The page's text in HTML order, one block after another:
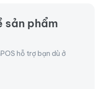
sản phẩm
hỗ trợ bạn dù ở